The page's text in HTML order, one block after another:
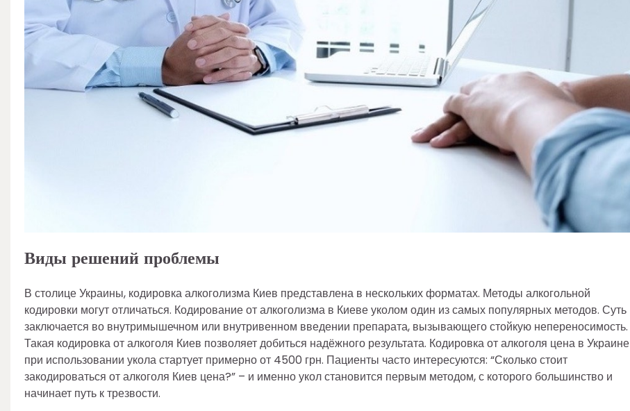
Виды решений проблемы
В столице Украины, кодировка алкоголизма Киев представлена в нескольких форматах. Методы алкогольной
кодировки могут отличаться. Кодирование от алкоголизма в Киеве уколом один из самых популярных методов. Суть
заключается во внутримышечном или внутривенном введении препарата, вызывающего стойкую непереносимость.
Такая кодировка от алкоголя Киев позволяет добиться надёжного результата. Кодировка от алкоголя цена в Украине
при использовании укола стартует примерно от 4500 грн. Пациенты часто интересуются: “Сколько стоит
закодироваться от алкоголя Киев цена?” – и именно укол становится первым методом, с которого большинство и
начинает путь к трезвости.